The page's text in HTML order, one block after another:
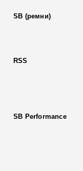
SB (ремни)
RSS
SB Performance